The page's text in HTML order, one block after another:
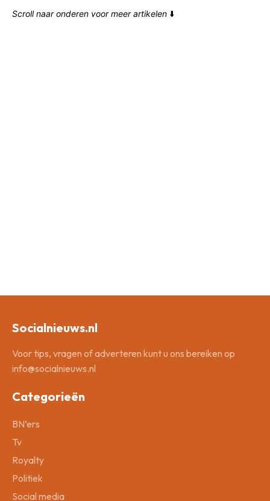
Scroll naar onderen voor meer artikelen ⬇️
Socialnieuws.nl
Voor tips, vragen of adverteren kunt u ons bereiken op
info@socialnieuws.nl
Categorieën
BN’ers
Tv
Royalty
Politiek
Social media